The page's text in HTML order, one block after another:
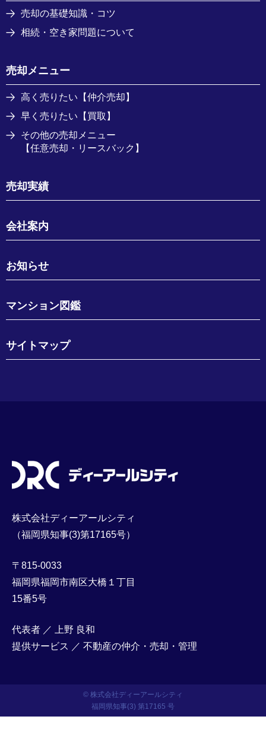
株式会社ディーアールシティ
（福岡県知事(3)第17165号）
〒815-0033
福岡県福岡市南区大橋１丁目
15番5号
代表者 ／ 上野 良和
提供サービス ／ 不動産の仲介・売却・管理
売却の基礎知識・コツ
相続・空き家問題について
売却メニュー
高く売りたい【仲介売却】
早く売りたい【買取】
その他の売却メニュー
【任意売却・リースバック】
売却実績
会社案内
お知らせ
マンション図鑑
サイトマップ
© 株式会社ディーアールシティ
福岡県知事(3) 第17165 号